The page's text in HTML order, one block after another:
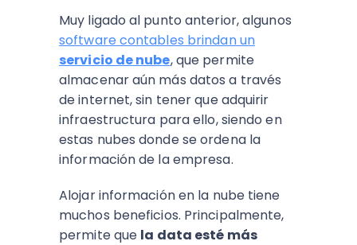
Muy ligado al punto anterior, algunos
software contables brindan un
servicio de nube, que permite
almacenar aún más datos a través
de internet, sin tener que adquirir
infraestructura para ello, siendo en
estas nubes donde se ordena la
información de la empresa.
Alojar información en la nube tiene
muchos beneficios. Principalmente,
permite que la data esté más